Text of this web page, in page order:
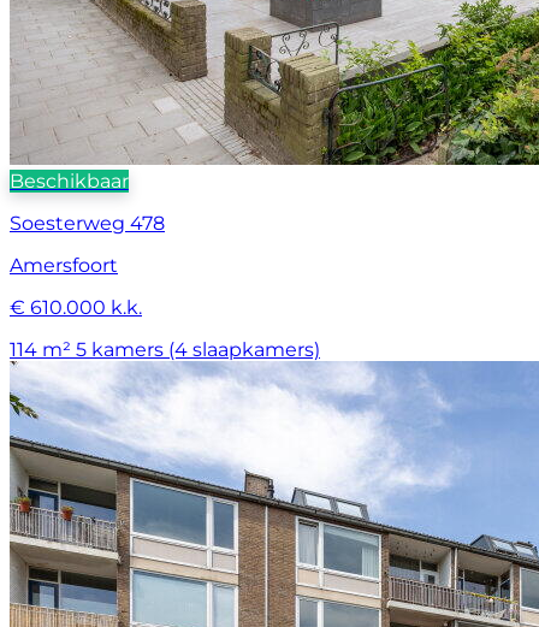
Beschikbaar
Soesterweg 478
Amersfoort
€ 610.000 k.k.
114 m² 5 kamers (4 slaapkamers)